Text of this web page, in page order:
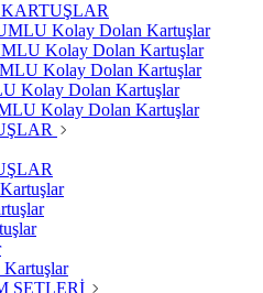
Kolay Dolan Kartuşlar
Kolay Dolan Kartuşlar
Kolay Dolan Kartuşlar
Kolay Dolan Kartuşlar
Kolay Dolan Kartuşlar
SETLERİ